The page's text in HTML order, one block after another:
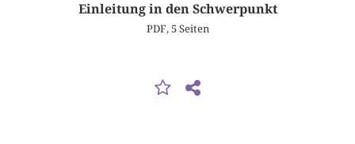
Einleitung in den Schwerpunkt
PDF, 5 Seiten